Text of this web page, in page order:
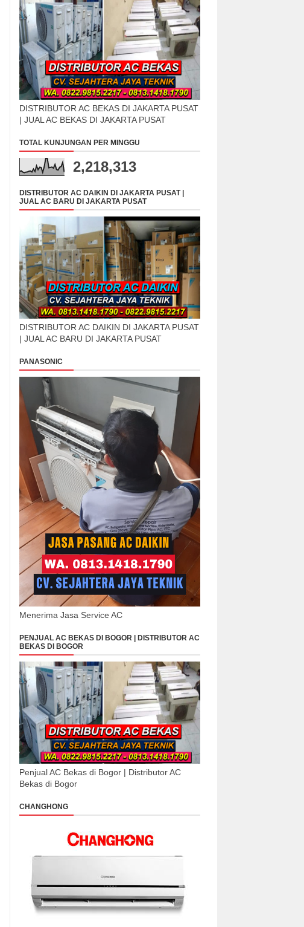
DISTRIBUTOR AC BEKAS DI JAKARTA PUSAT
| JUAL AC BEKAS DI JAKARTA PUSAT
TOTAL KUNJUNGAN PER MINGGU
2,218,313
DISTRIBUTOR AC DAIKIN DI JAKARTA PUSAT |
JUAL AC BARU DI JAKARTA PUSAT
DISTRIBUTOR AC DAIKIN DI JAKARTA PUSAT
| JUAL AC BARU DI JAKARTA PUSAT
PANASONIC
Menerima Jasa Service AC
PENJUAL AC BEKAS DI BOGOR | DISTRIBUTOR AC
BEKAS DI BOGOR
Penjual AC Bekas di Bogor | Distributor AC
Bekas di Bogor
CHANGHONG